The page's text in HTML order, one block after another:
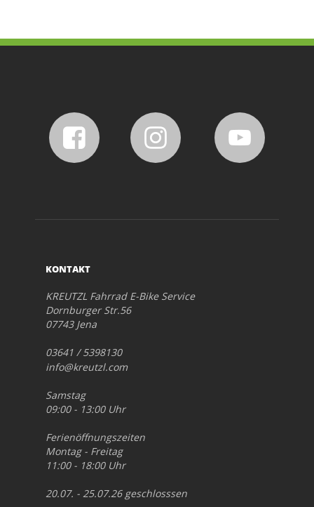
KONTAKT
KREUTZL Fahrrad E-Bike Service
Dornburger Str.56
07743 Jena
03641 / 5398130
info@kreutzl.com
Samstag
09:00 - 13:00 Uhr
Ferienöffnungszeiten
Montag - Freitag
11:00 - 18:00 Uhr
20.07. - 25.07.26 geschlosssen